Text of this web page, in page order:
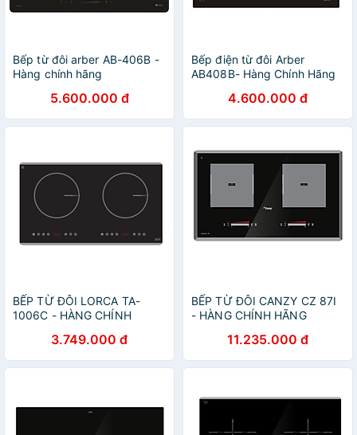
Bếp từ đôi arber AB-406B -
Hàng chính hãng
5.600.000 đ
Bếp điện từ đôi Arber
AB408B- Hàng Chính Hãng
4.600.000 đ
BẾP TỪ ĐÔI LORCA TA-
1006C - HÀNG CHÍNH
3.749.000 đ
BẾP TỪ ĐÔI CANZY CZ 87I
- HÀNG CHÍNH HÃNG
11.235.000 đ